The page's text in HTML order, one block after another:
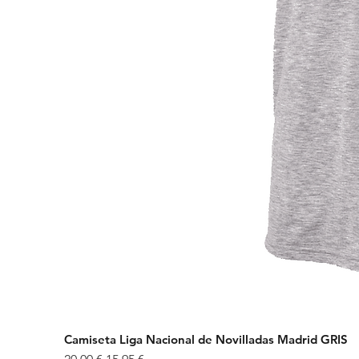
Camiseta Liga Nacional de Novilladas Madrid GRIS